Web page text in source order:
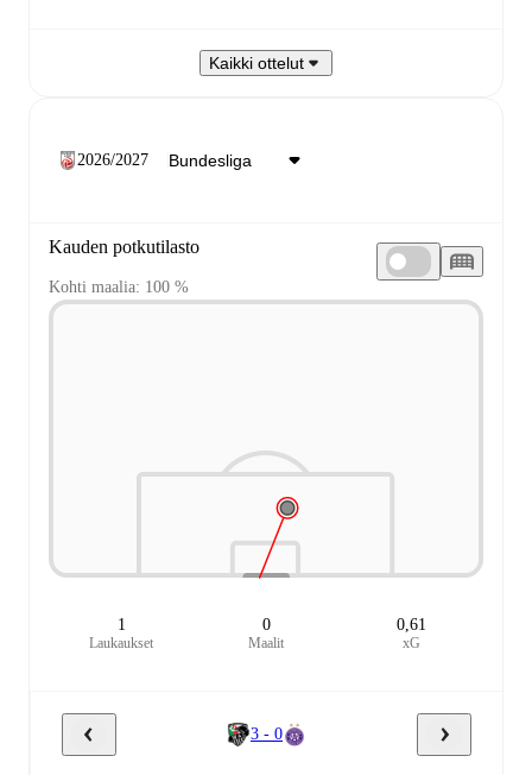
Kaikki ottelut
2026/2027
Kauden potkutilasto
Kohti maalia: 100 %
1
Laukaukset
0
Maalit
0,61
xG
3 - 0